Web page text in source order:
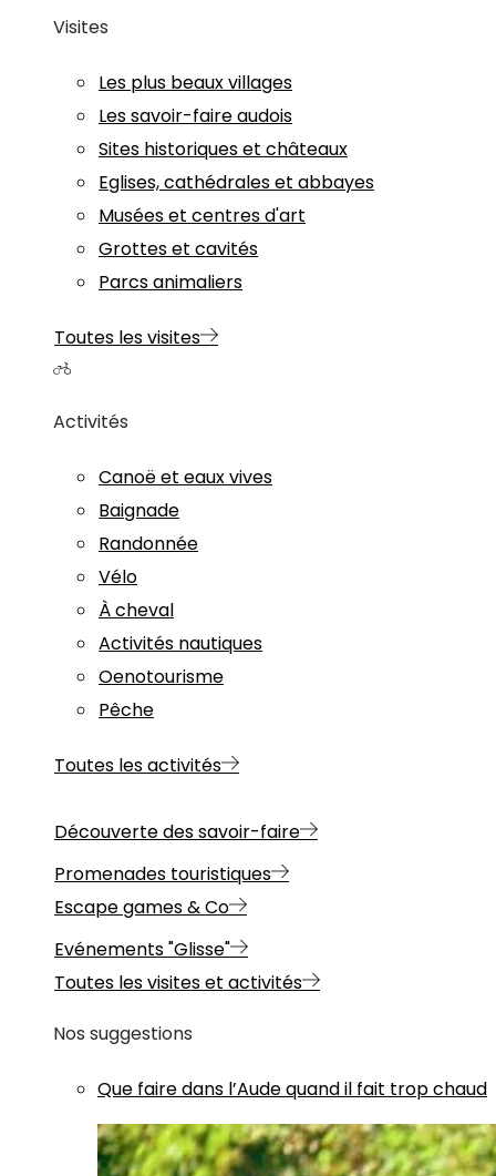
Visites
Les plus beaux villages
Les savoir-faire audois
Sites historiques et châteaux
Eglises, cathédrales et abbayes
Musées et centres d'art
Grottes et cavités
Parcs animaliers
Toutes les visites
Activités
Canoë et eaux vives
Baignade
Randonnée
Vélo
À cheval
Activités nautiques
Oenotourisme
Pêche
Toutes les activités
Découverte des savoir-faire
Promenades touristiques
Escape games & Co
Evénements "Glisse"
Toutes les visites et activités
Nos suggestions
Que faire dans l’Aude quand il fait trop chaud